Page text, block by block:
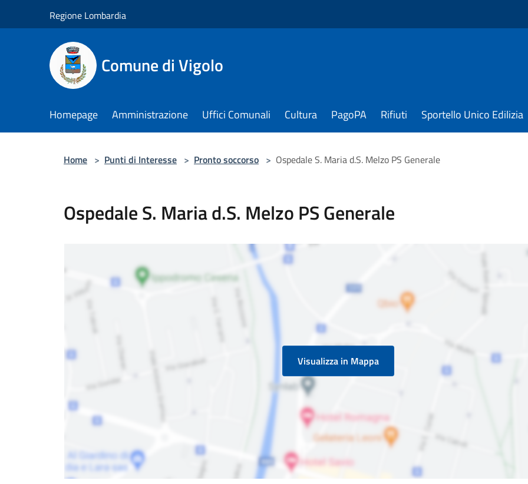
Regione Lombardia
Comune di Vigolo
Homepage Amministrazione Uffici Comunali Cultura PagoPA Rifiuti Sportello Unico Edilizia
Home > Punti di Interesse > Pronto soccorso > Ospedale S. Maria d.S. Melzo PS Generale
Ospedale S. Maria d.S. Melzo PS Generale
Visualizza in Mappa